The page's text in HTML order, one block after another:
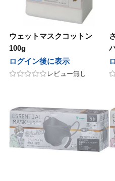
ウェットマスクコットン
100g
ログイン後に表示
レビュー無し